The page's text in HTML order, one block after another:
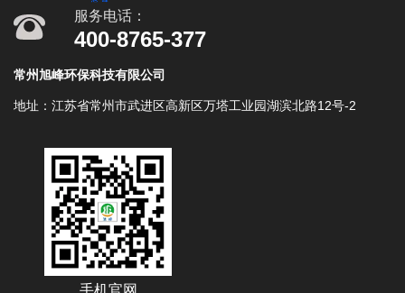
服务电话：
400-8765-377
常州旭峰环保科技有限公司
地址：江苏省常州市武进区高新区万塔工业园湖滨北路12号-2
手机官网